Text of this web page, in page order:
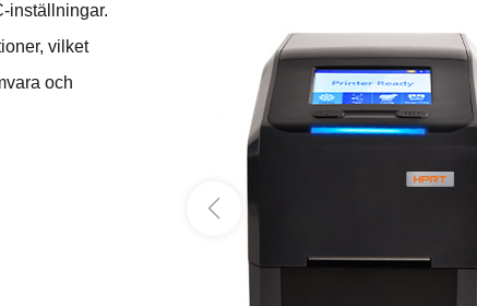
inställningar.
vilket
och